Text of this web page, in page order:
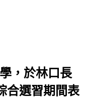
，於林口長
合選習期間表